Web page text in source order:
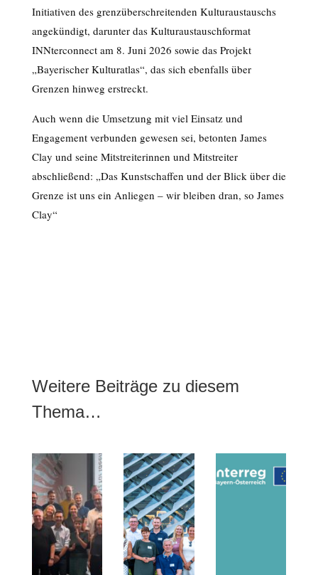
Initiativen des grenzüberschreitenden Kulturaustauschs
angekündigt, darunter das Kulturaustauschformat
INNterconnect am 8. Juni 2026 sowie das Projekt
„Bayerischer Kulturatlas“, das sich ebenfalls über
Grenzen hinweg erstreckt.
Auch wenn die Umsetzung mit viel Einsatz und
Engagement verbunden gewesen sei, betonten James
Clay und seine Mitstreiterinnen und Mitstreiter
abschließend: „Das Kunstschaffen und der Blick über die
Grenze ist uns ein Anliegen – wir bleiben dran, so James
Clay“
Weitere Beiträge zu diesem
Thema…